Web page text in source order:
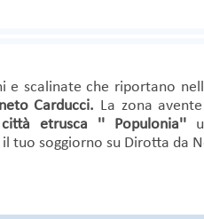
e scalinate che riportano
Carducci. La zona
città etrusca '' Populonia''
tuo soggiorno su Dirotta da